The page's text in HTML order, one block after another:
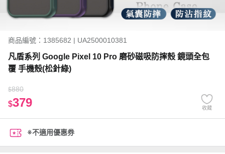
商品編號：1385682 | UA2500010381
凡盾系列 Google Pixel 10 Pro 磨砂磁吸防摔殼 鏡頭全包
覆 手機殼(松針綠)
$880
$379 收藏
※不適用優惠券